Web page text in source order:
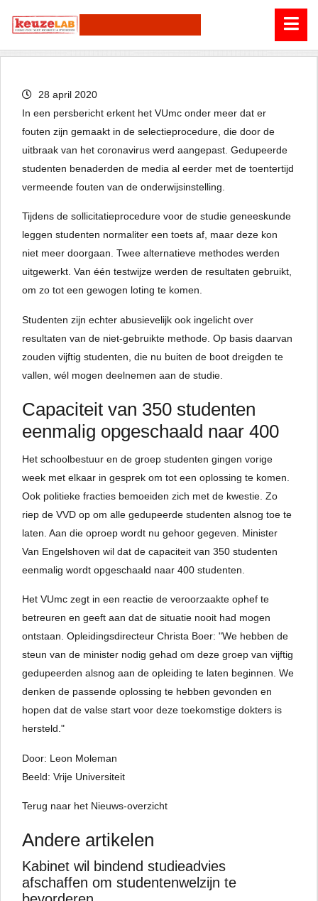
28 april 2020
In een persbericht erkent het VUmc onder meer dat er
fouten zijn gemaakt in de selectieprocedure, die door de
uitbraak van het coronavirus werd aangepast. Gedupeerde
studenten benaderden de media al eerder met de toentertijd
vermeende fouten van de onderwijsinstelling.
Tijdens de sollicitatieprocedure voor de studie geneeskunde
leggen studenten normaliter een toets af, maar deze kon
niet meer doorgaan. Twee alternatieve methodes werden
uitgewerkt. Van één testwijze werden de resultaten gebruikt,
om zo tot een gewogen loting te komen.
Studenten zijn echter abusievelijk ook ingelicht over
resultaten van de niet-gebruikte methode. Op basis daarvan
zouden vijftig studenten, die nu buiten de boot dreigden te
vallen, wél mogen deelnemen aan de studie.
Capaciteit van 350 studenten
eenmalig opgeschaald naar 400
Het schoolbestuur en de groep studenten gingen vorige
week met elkaar in gesprek om tot een oplossing te komen.
Ook politieke fracties bemoeiden zich met de kwestie. Zo
riep de VVD op om alle gedupeerde studenten alsnog toe te
laten. Aan die oproep wordt nu gehoor gegeven. Minister
Van Engelshoven wil dat de capaciteit van 350 studenten
eenmalig wordt opgeschaald naar 400 studenten.
Het VUmc zegt in een reactie de veroorzaakte ophef te
betreuren en geeft aan dat de situatie nooit had mogen
ontstaan. Opleidingsdirecteur Christa Boer: "We hebben de
steun van de minister nodig gehad om deze groep van vijftig
gedupeerden alsnog aan de opleiding te laten beginnen. We
denken de passende oplossing te hebben gevonden en
hopen dat de valse start voor deze toekomstige dokters is
hersteld."
Door: Leon Moleman
Beeld: Vrije Universiteit
Terug naar het Nieuws-overzicht
Andere artikelen
Kabinet wil bindend studieadvies
afschaffen om studentenwelzijn te